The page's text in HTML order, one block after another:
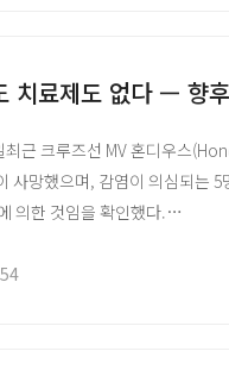
Virus Disease,
DRC & Uganda (게시
치료제도 없다 — 향
근 크루즈선 MV 혼디우스
사망했으며, 감염이 의심되는
의한 것임을 확인했다.
명률은 최대 50%에 달한다.